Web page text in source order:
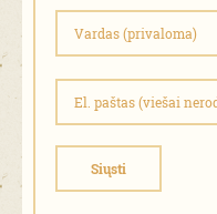
Siųsti